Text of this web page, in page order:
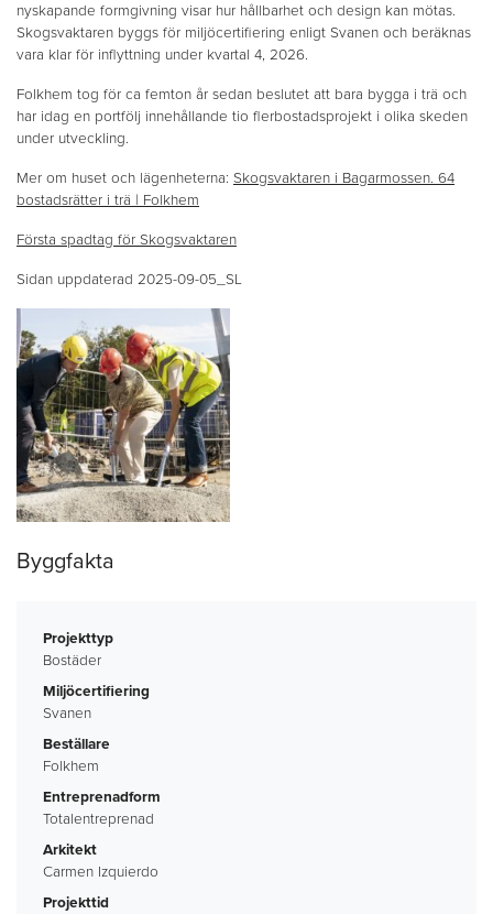
nyskapande formgivning visar hur hållbarhet och design kan mötas.
Skogsvaktaren byggs för miljöcertifiering enligt Svanen och beräknas
vara klar för inflyttning under kvartal 4, 2026.
Folkhem tog för ca femton år sedan beslutet att bara bygga i trä och
har idag en portfölj innehållande tio flerbostadsprojekt i olika skeden
under utveckling.
Mer om huset och lägenheterna: Skogsvaktaren i Bagarmossen. 64
bostadsrätter i trä | Folkhem
Första spadtag för Skogsvaktaren
Sidan uppdaterad 2025-09-05_SL
Byggfakta
Projekttyp
Bostäder
Miljöcertifiering
Svanen
Beställare
Folkhem
Entreprenadform
Totalentreprenad
Arkitekt
Carmen Izquierdo
Projekttid